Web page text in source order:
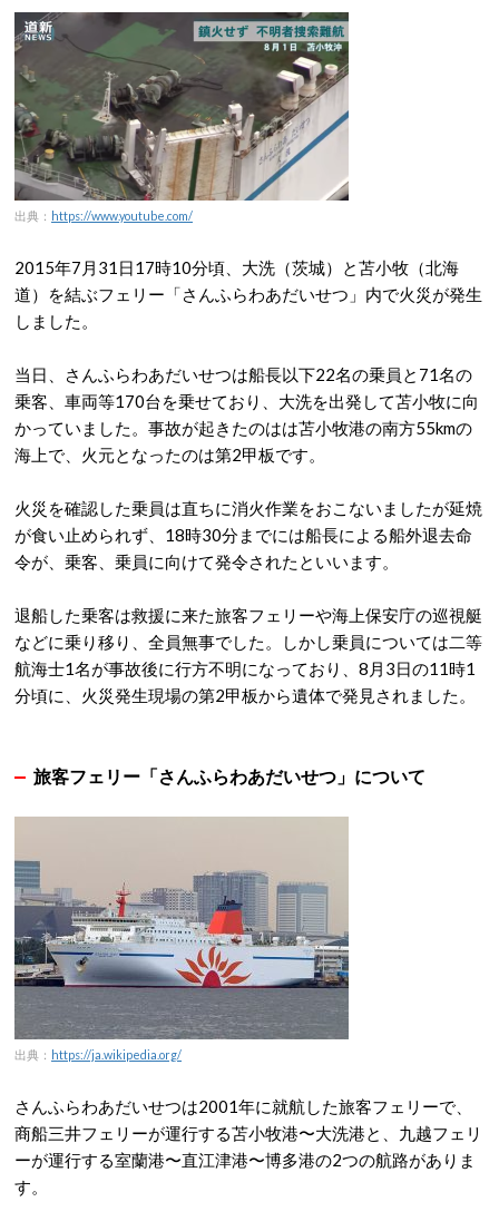
出典： https://www.youtube.com/
2015年7月31日17時10分頃、大洗（茨城）と苫小牧（北海
道）を結ぶフェリー「さんふらわあだいせつ」内で火災が発生
しました。
当日、さんふらわあだいせつは船長以下22名の乗員と71名の
乗客、車両等170台を乗せており、大洗を出発して苫小牧に向
かっていました。事故が起きたのはは苫小牧港の南方55kmの
海上で、火元となったのは第2甲板です。
火災を確認した乗員は直ちに消火作業をおこないましたが延焼
が食い止められず、18時30分までには船長による船外退去命
令が、乗客、乗員に向けて発令されたといいます。
退船した乗客は救援に来た旅客フェリーや海上保安庁の巡視艇
などに乗り移り、全員無事でした。しかし乗員については二等
航海士1名が事故後に行方不明になっており、8月3日の11時1
分頃に、火災発生現場の第2甲板から遺体で発見されました。
旅客フェリー「さんふらわあだいせつ」について
出典： https://ja.wikipedia.org/
さんふらわあだいせつは2001年に就航した旅客フェリーで、
商船三井フェリーが運行する苫小牧港〜大洗港と、九越フェリ
ーが運行する室蘭港〜直江津港〜博多港の2つの航路がありま
す。